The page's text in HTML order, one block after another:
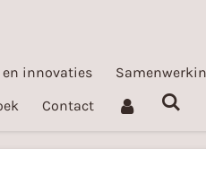
innovaties
Contact